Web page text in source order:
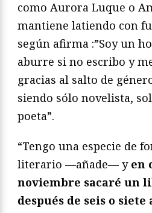
como Aurora Luque o
mantiene latiendo con
según afirma :”Soy un
aburre si no escribo y
gracias al salto de
siendo sólo novelista,
poeta”.
“Tengo una especie de
literario —añade— y en
noviembre sacaré un
después de seis o siete